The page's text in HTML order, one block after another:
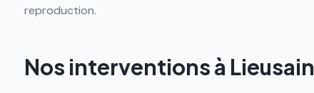
reproduction.
Nos interventions à